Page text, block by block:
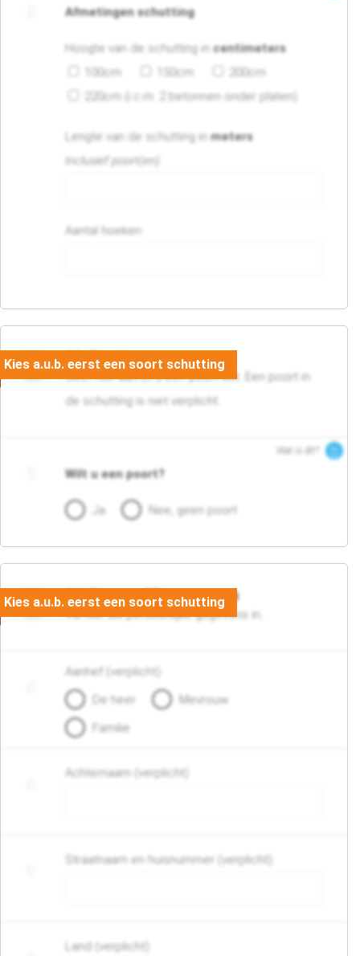
Afmetingen schutting
Hoogte van de schutting incentimeters
100cm
150cm
200cm
220cm (i.c.m. 2 betonnen onder platen)
Lengte van de schutting inmeters
Inclusief poort(en)
Aantal hoeken
05. Poort
Geef hier aan of u een poort wilt. Een poort in
de schutting is niet verplicht.
Wat is dit?
Wilt u een poort?
Ja Nee, geen poort
06. Persoonlijke gegevens
Vul hier uw persoonlijke gegevens in..
Aanhef (verplicht)
De heer
Mevrouw
Familie
Achternaam (verplicht)
Straatnaam en huisnummer (verplicht)
Land (verplicht)